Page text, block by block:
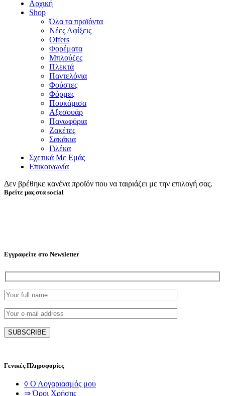
Αρχική
Shop
Όλα τα προϊόντα
Νέες Αφίξεις
Offers
Φορέματα
Μπλούζες
Πλεκτά
Παντελόνια
Φούστες
Φόρμες
Πουκάμισα
Aξεσουάρ
Πανωφόρια
Ζακέτες
Σακάκια
Γιλέκα
Σχετικά Με Εμάς
Επικοινωνία
Δεν βρέθηκε κανένα προϊόν που να ταιριάζει με την επιλογή σας.
Βρείτε μας στα social
Εγγραφείτε στο Newsletter
Γενικές Πληροφορίες
◊ Ο Λογαριασμός μου
⇒ Όροι Χρήσης